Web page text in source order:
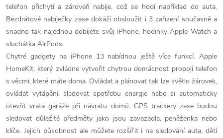
telefon přichytí a zároveň nabije, což se hodí například do auta.
Bezdrátové nabíječky zase dokáží obsloužit i 3 zařízení současně a
snadno tak najednou dobijete svůj iPhone, hodinky Apple Watch a
sluchátka AirPods.
Chytré gadgety na iPhone 13 nabídnou ještě více funkcí. Apple
HomeKit, který zvládne vytvořit chytrou domácnost propojí telefon
s věcmi, které máte doma. Ovládat a plánovat tak lze světlo žárovek,
ovládat vytápění, sledovat spotřebu energie nebo si automaticky
otevřít vrata garáže při návratu domů. GPS trackery zase budou
sledovat důležité předměty jako jsou zavazadla, peněženka nebo
klíče. Jejich působnost ale můžete rozšířit i na sledování auta, dětí